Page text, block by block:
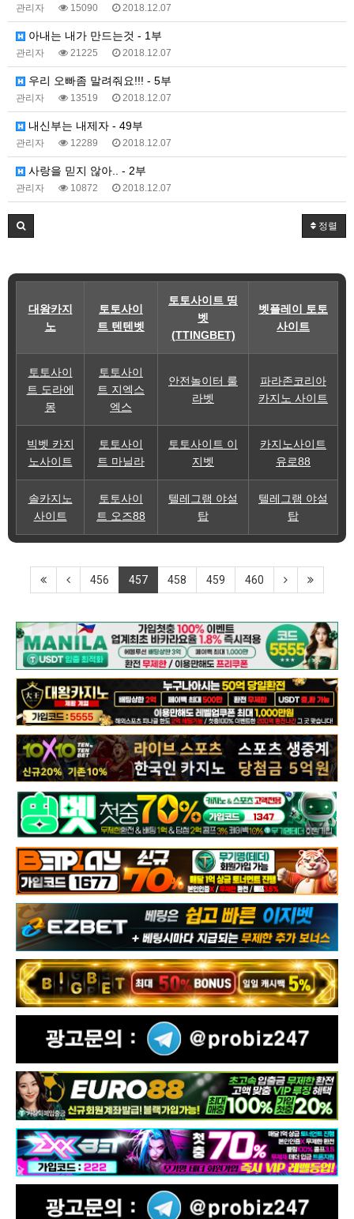
관리자 15090 2018.12.07
아내는 내가 만드는것 - 1부
관리자 21225 2018.12.07
우리 오빠좀 말려줘요!!! - 5부
관리자 13519 2018.12.07
내신부는 내제자 - 49부
관리자 12289 2018.12.07
사랑을 믿지 않아.. - 2부
관리자 10872 2018.12.07
정렬
대왕카지
노
토토사이
트 텐텐벳
토토사이트 띵
벳
(TTINGBET)
벳플레이 토토
사이트
토토사이
트 도라에
몽
토토사이
트 지엑스
엑스
안전놀이터 룰
라벳
파라존코리아
카지노 사이트
빅벳 카지
노사이트
토토사이
트 마닐라
토토사이트 이
지벳
카지노사이트
유로88
솔카지노
사이트
토토사이
트 오즈88
텔레그램 야설
탑
텔레그램 야설
탑
456 457 458 459 460